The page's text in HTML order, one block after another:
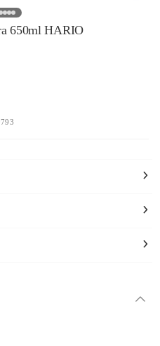
650ml HARIO